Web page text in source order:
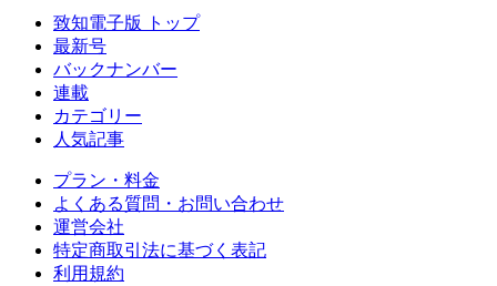
致知電子版 トップ
最新号
バックナンバー
連載
カテゴリー
人気記事
プラン・料金
よくある質問・お問い合わせ
運営会社
特定商取引法に基づく表記
利用規約